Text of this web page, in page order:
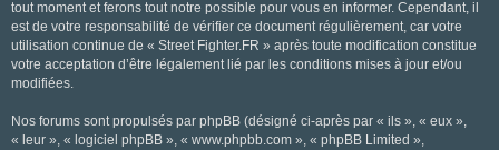
tout moment et ferons tout notre possible pour vous en informer. Cependant, il
est de votre responsabilité de vérifier ce document régulièrement, car votre
utilisation continue de « Street Fighter.FR » après toute modification constitue
votre acceptation d’être légalement lié par les conditions mises à jour et/ou
modifiées.
Nos forums sont propulsés par phpBB (désigné ci-après par « ils », « eux »,
« leur », « logiciel phpBB », « www.phpbb.com », « phpBB Limited »,